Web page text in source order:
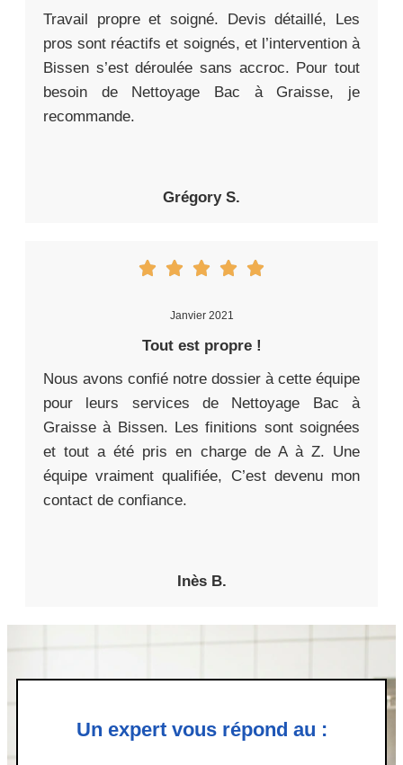
Travail propre et soigné. Devis détaillé, Les
pros sont réactifs et soignés, et l’intervention à
Bissen s’est déroulée sans accroc. Pour tout
besoin de Nettoyage Bac à Graisse, je
recommande.
Grégory S.
Janvier 2021
Tout est propre !
Nous avons confié notre dossier à cette équipe
pour leurs services de Nettoyage Bac à
Graisse à Bissen. Les finitions sont soignées
et tout a été pris en charge de A à Z. Une
équipe vraiment qualifiée, C’est devenu mon
contact de confiance.
Inès B.
Un expert vous répond au :